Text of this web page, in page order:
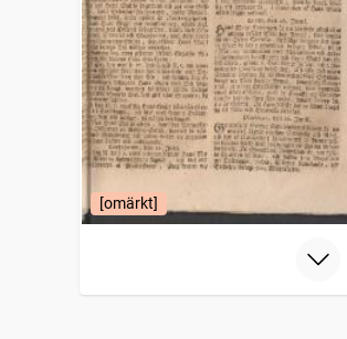
[omärkt]